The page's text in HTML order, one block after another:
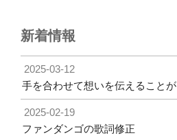
ン
新着情報
2025-03-12
手を合わせて想いを伝えることが
2025-02-19
ファンダンゴの歌詞修正